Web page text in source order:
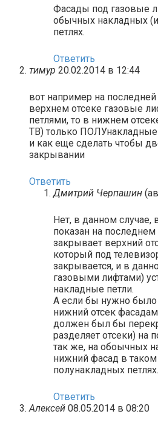
Фасады под газовые
обычных накладных
петлях.
Ответить
тимур 20.02.2014 в 12:44
вот например на последней
верхнем отсеке газовые
петлями, то в нижнем
ТВ) только ПОЛУнакладные
и как еще сделать чтобы
закрывании
Ответить
Дмитрий Черпашин
Нет, в данном случае,
показан на
закрывает верхний
который под
закрывается, и в
газовыми лифтами)
накладные петли.
А если бы нужно было
нижний отсек
должен был бы
разделяет отсеки) на
так же, на обоычных
нижний фасад в
полунакладных петлях.
Ответить
Алексей 08.05.2014 в 08:20